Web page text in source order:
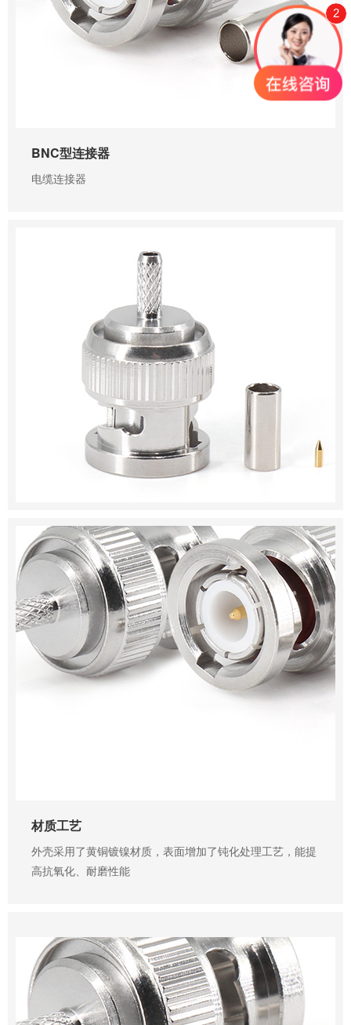
0755-23345158
BNC型连接器
电缆连接器
材质工艺
外壳采用了黄铜镀镍材质，表面增加了钝化处理工艺，能提
高抗氧化、耐磨性能
2